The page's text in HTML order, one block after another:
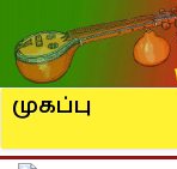
முகப்பு